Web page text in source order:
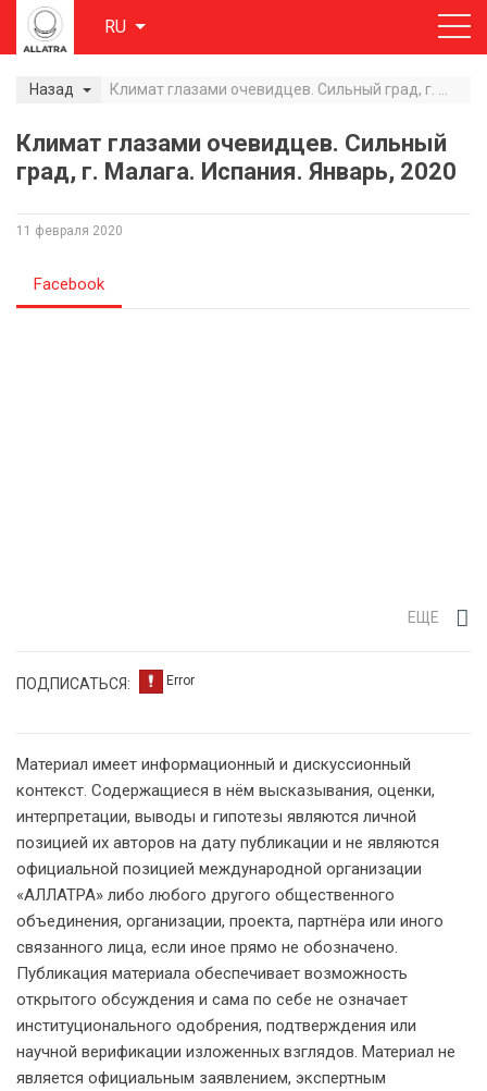
RU
Назад
Климат глазами очевидцев. Сильный
град, г. Малага. Испания. Январь, 2020
11 февраля 2020
Facebook
ЕЩЕ
ПОДПИСАТЬСЯ:
Материал имеет информационный и дискуссионный
контекст. Содержащиеся в нём высказывания, оценки,
интерпретации, выводы и гипотезы являются личной
позицией их авторов на дату публикации и не являются
официальной позицией международной организации
«АЛЛАТРА» либо любого другого общественного
объединения, организации, проекта, партнёра или иного
связанного лица, если иное прямо не обозначено.
Публикация материала обеспечивает возможность
открытого обсуждения и сама по себе не означает
институционального одобрения, подтверждения или
научной верификации изложенных взглядов. Материал не
является официальным заявлением, экспертным